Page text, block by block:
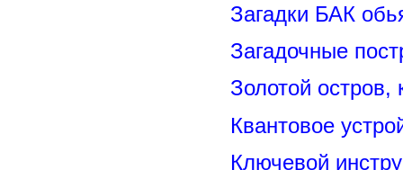
Загадки БАК
Загадочные
Золотой остров,
Квантовое
Ключевой